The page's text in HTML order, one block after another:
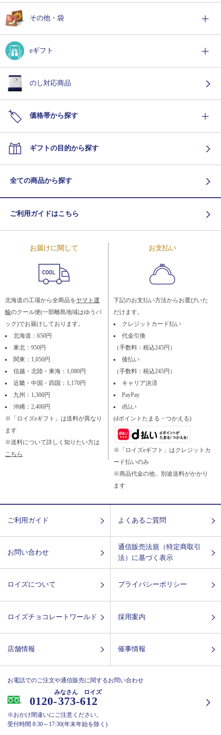
その他・袋
eギフト
のし対応商品
価格帯から探す
ギフトの目的から探す
全ての商品から探す
ご利用ガイドはこちら
お届けに関して
北海道の工場から全商品をヤマト運
輸のクール便(一部離島地域はゆうパ
ック)でお届けしております。
北海道：650円
東北：950円
関東：1,050円
信越・北陸・東海：1,080円
近畿・中国・四国：1,170円
九州：1,300円
沖縄：2,400円
※「ロイズeギフト」は送料が異なり
ます
※送料について詳しく知りたい方は
こちら
お支払い
下記のお支払い方法からお選びいた
だけます。
クレジットカード払い
代金引換
（手数料：税込245円）
後払い
（手数料：税込245円）
キャリア決済
PayPay
d払い
(dポイントたまる・つかえる)
※「ロイズeギフト」はクレジットカ
ード払いのみ
※商品代金の他、別途送料がかかり
ます
ご利用ガイド よくあるご質問
お問い合わせ
通信販売法規（特定商取引
法）に基づく表示
ロイズについて プライバシーポリシー
ロイズチョコレートワールド 採用案内
店舗情報 催事情報
お電話でのご注文や通信販売に関するお問い合わせ
0120-373-612
みなさん ロイズ
※おかけ間違いにご注意ください。
受付時間 8:30～17:30(年末年始を除く)